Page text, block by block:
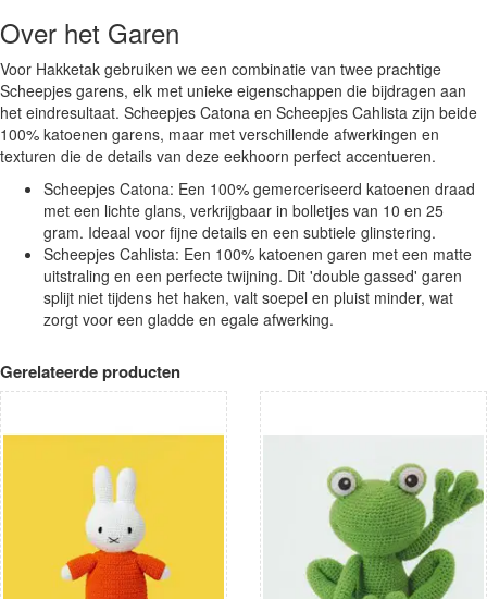
Over het Garen
Voor Hakketak gebruiken we een combinatie van twee prachtige
Scheepjes garens, elk met unieke eigenschappen die bijdragen aan
het eindresultaat. Scheepjes Catona en Scheepjes Cahlista zijn beide
100% katoenen garens, maar met verschillende afwerkingen en
texturen die de details van deze eekhoorn perfect accentueren.
Scheepjes Catona: Een 100% gemerceriseerd katoenen draad
met een lichte glans, verkrijgbaar in bolletjes van 10 en 25
gram. Ideaal voor fijne details en een subtiele glinstering.
Scheepjes Cahlista: Een 100% katoenen garen met een matte
uitstraling en een perfecte twijning. Dit 'double gassed' garen
splijt niet tijdens het haken, valt soepel en pluist minder, wat
zorgt voor een gladde en egale afwerking.
Gerelateerde producten